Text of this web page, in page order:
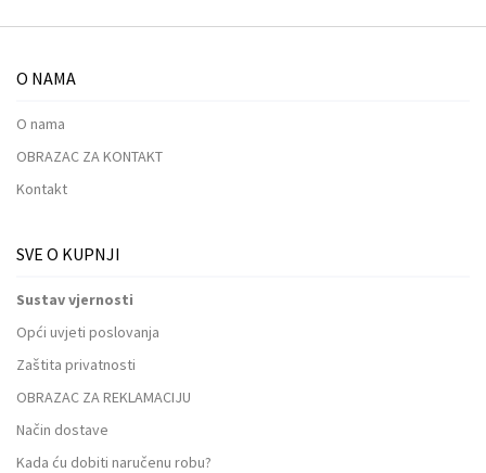
O NAMA
O nama
OBRAZAC ZA KONTAKT
Kontakt
SVE O KUPNJI
Sustav vjernosti
Opći uvjeti poslovanja
Zaštita privatnosti
OBRAZAC ZA REKLAMACIJU
Način dostave
Kada ću dobiti naručenu robu?